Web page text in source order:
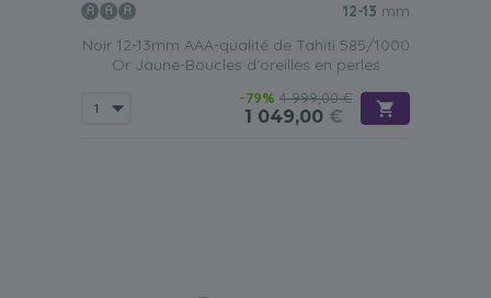
12-13 mm
Noir 12-13mm AAA-qualité de Tahiti 585/1000
Or Jaune-Boucles d'oreilles en perles
-79% 4 999,00 €
1 049,00 €